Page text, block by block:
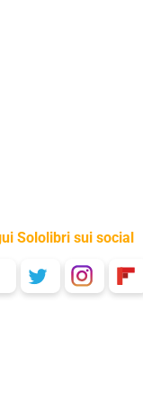
Sololibri sui social